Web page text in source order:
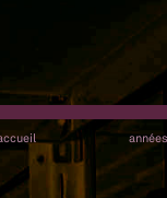
années